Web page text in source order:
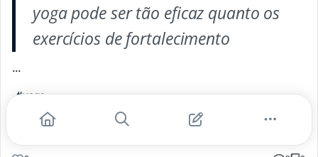
yoga pode ser tão eficaz quanto os
exercícios de fortalecimento
...
#yoga
Leia mais